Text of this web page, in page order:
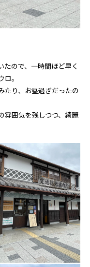
ので、一時間ほど早く
。
たり、お昼過ぎだったの
雰囲気を残しつつ、綺麗